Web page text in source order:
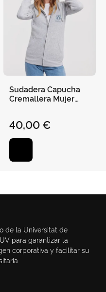
Sudadera Capucha
Cremallera Mujer
40,00 €
de la Universitat de
para garantizar la
corporativa y facilitar su